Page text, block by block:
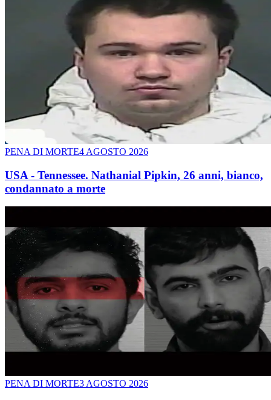
PENA DI MORTE4 AGOSTO 2026
USA - Tennessee. Nathanial Pipkin, 26 anni, bianco,
condannato a morte
PENA DI MORTE3 AGOSTO 2026